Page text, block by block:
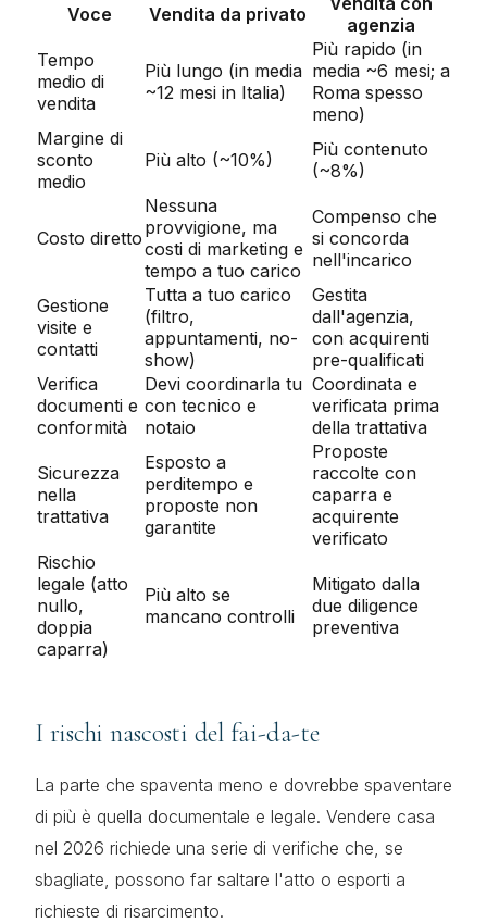
Voce Vendita da privato
agenzia
Tempo
medio di
vendita
Più lungo (in media
~12 mesi in Italia)
Più rapido (in
media ~6 mesi; a
Roma spesso
meno)
Margine di
sconto
medio
Più alto (~10%)
Più contenuto
(~8%)
Costo diretto
Nessuna
provvigione, ma
costi di marketing e
tempo a tuo carico
Compenso che
si concorda
nell'incarico
Gestione
visite e
contatti
Tutta a tuo carico
(filtro,
appuntamenti, no-
show)
Gestita
dall'agenzia,
con acquirenti
pre-qualificati
Verifica
documenti e
conformità
Devi coordinarla tu
con tecnico e
notaio
Coordinata e
verificata prima
della trattativa
Sicurezza
nella
trattativa
Esposto a
perditempo e
proposte non
garantite
Proposte
raccolte con
caparra e
acquirente
verificato
Rischio
legale (atto
nullo,
doppia
caparra)
Più alto se
mancano controlli
Mitigato dalla
due diligence
preventiva
I rischi nascosti del fai-da-te
La parte che spaventa meno e dovrebbe spaventare
di più è quella documentale e legale. Vendere casa
nel 2026 richiede una serie di verifiche che, se
sbagliate, possono far saltare l'atto o esporti a
richieste di risarcimento.